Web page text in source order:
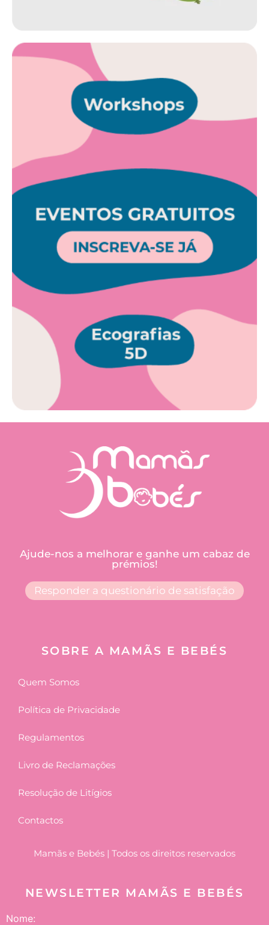
Ajude-nos a melhorar e ganhe um cabaz de
prémios!
Responder a questionário de satisfação
SOBRE A MAMÃS E BEBÉS
Quem Somos
Política de Privacidade
Regulamentos
Livro de Reclamações
Resolução de Litígios
Contactos
Mamãs e Bebés | Todos os direitos reservados
NEWSLETTER MAMÃS E BEBÉS
Nome: